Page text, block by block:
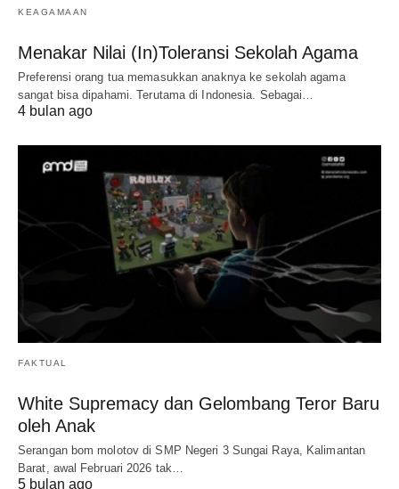
KEAGAMAAN
Menakar Nilai (In)Toleransi Sekolah Agama
Preferensi orang tua memasukkan anaknya ke sekolah agama
sangat bisa dipahami. Terutama di Indonesia. Sebagai…
4 bulan ago
FAKTUAL
White Supremacy dan Gelombang Teror Baru
oleh Anak
Serangan bom molotov di SMP Negeri 3 Sungai Raya, Kalimantan
Barat, awal Februari 2026 tak…
5 bulan ago